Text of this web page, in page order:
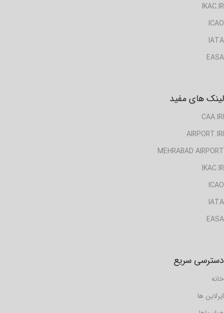
IKAC.IR
ICAO
IATA
EASA
لینک های مفید
CAA.IRI
AIRPORT.IRI
MEHRABAD AIRPORT
IKAC.IR
ICAO
IATA
EASA
دسترسی سریع
خانه
ایرلاین ها